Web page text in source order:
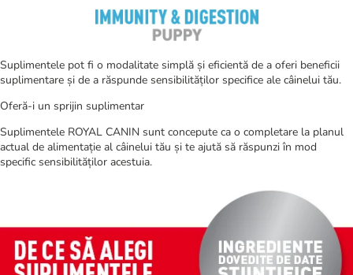
Suplimentele pot fi o modalitate simplă și eficientă de a oferi beneficii
suplimentare și de a răspunde sensibilităților specifice ale câinelui tău.
Oferă-i un sprijin suplimentar
Suplimentele ROYAL CANIN sunt concepute ca o completare la planul
actual de alimentație al câinelui tău și te ajută să răspunzi în mod
specific sensibilităților acestuia.